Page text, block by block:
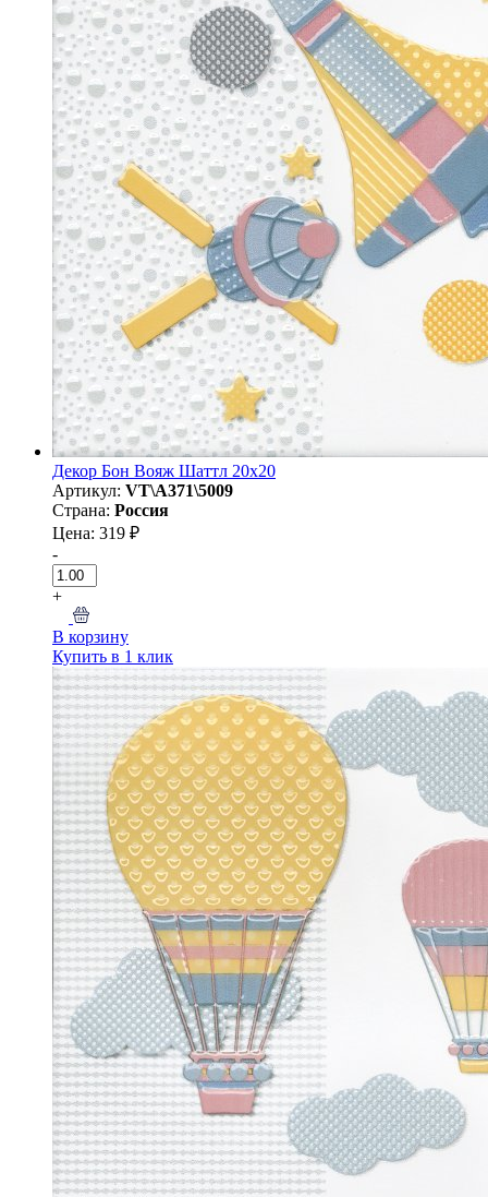
Декор Бон Вояж Шаттл 20x20
Артикул: VT\A371\5009
Страна: Россия
Цена: 319 ₽
-
+
В корзину
Купить в 1 клик